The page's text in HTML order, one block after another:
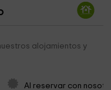
3,1 km
4,0 km
alojamientos y
Al reservar con